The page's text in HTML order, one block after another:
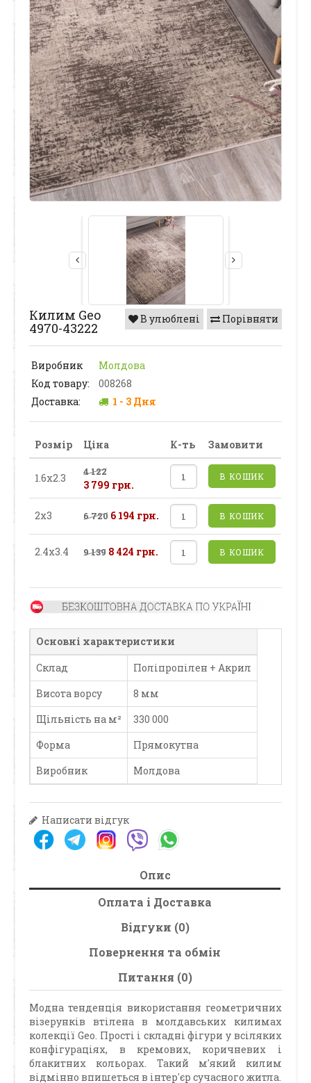
Порівняти
В улюблені
Килим Geo
4970-43222
Виробник
Молдова
Код товару:
008268
Доставка:
1 - 3 Дня
Розмір Ціна К-ть Замовити
1.6х2.3 4 122
3 799 грн.
В КОШИК
2х3 6 720 6 194 грн. В КОШИК
2.4х3.4 9 139 8 424 грн. В КОШИК
Основні характеристики
Склад
Поліпропілен + Акрил
Висота ворсу
8 мм
Щільність на м²
330 000
Форма
Прямокутна
Виробник
Молдова
Написати відгук
Опис
Оплата і Доставка
Відгуки (0)
Повернення та обмін
Питання (0)
Модна тенденція використання геометричних
візерунків втілена в молдавських килимах
колекції Geo. Прості і складні фігури у всіляких
конфігураціях, в кремових, коричневих і
блакитних кольорах. Такий м'який килим
відмінно впишеться в інтер'єр сучасного житла.